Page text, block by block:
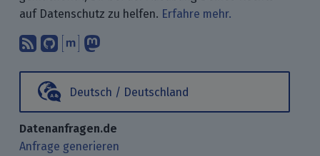
auf Datenschutz zu helfen. Erfahre mehr.
Abonniere unsere Blogbeiträge mit
Finde uns bei GitHub.
Unterhalte Dich mit uns über
Deutsch / Deutschland
Datenanfragen.de
Anfrage generieren